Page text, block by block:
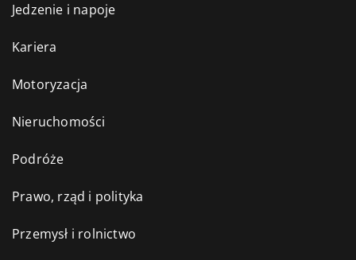
Jedzenie i napoje
Kariera
Motoryzacja
Nieruchomości
Podróże
Prawo, rząd i polityka
Przemysł i rolnictwo